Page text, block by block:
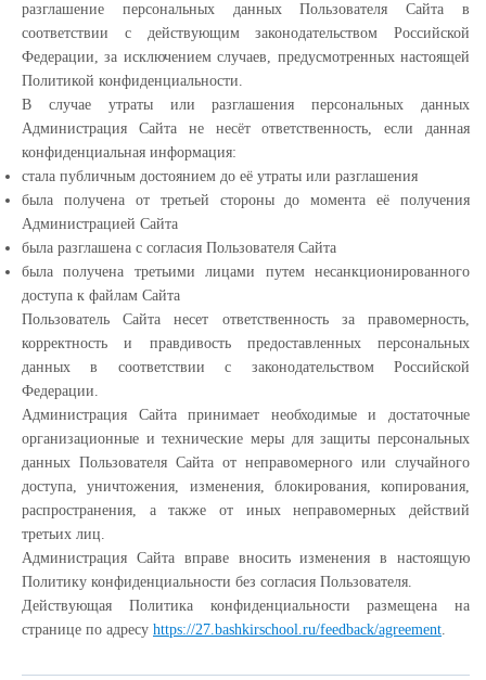
разглашение персональных данных Пользователя Сайта в
соответствии с действующим законодательством Российской
Федерации, за исключением случаев, предусмотренных настоящей
Политикой конфиденциальности.
В случае утраты или разглашения персональных данных
Администрация Сайта не несёт ответственность, если данная
конфиденциальная информация:
cтала публичным достоянием до её утраты или разглашения
была получена от третьей стороны до момента её получения
Администрацией Сайта
была разглашена с согласия Пользователя Сайта
была получена третьими лицами путем несанкционированного
доступа к файлам Сайта
Пользователь Сайта несет ответственность за правомерность,
корректность и правдивость предоставленных персональных
данных в соответствии с законодательством Российской
Федерации.
Администрация Сайта принимает необходимые и достаточные
организационные и технические меры для защиты персональных
данных Пользователя Сайта от неправомерного или случайного
доступа, уничтожения, изменения, блокирования, копирования,
распространения, а также от иных неправомерных действий
третьих лиц.
Администрация Сайта вправе вносить изменения в настоящую
Политику конфиденциальности без согласия Пользователя.
Действующая Политика конфиденциальности размещена на
странице по адресу https://27.bashkirschool.ru/feedback/agreement.